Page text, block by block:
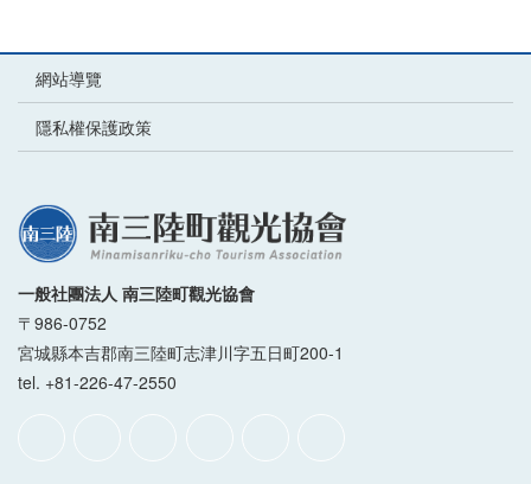
網站導覽
隱私權保護政策
一般社團法人 南三陸町觀光協會
〒986-0752
宮城縣本吉郡南三陸町志津川字五日町200-1
tel. +81-226-47-2550